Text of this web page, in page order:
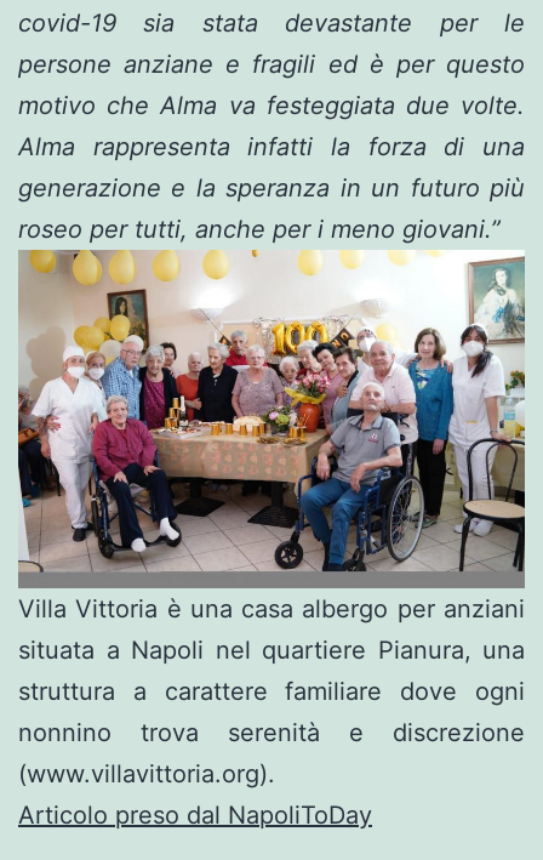
covid-19 sia stata devastante per le
persone anziane e fragili ed è per questo
motivo che Alma va festeggiata due volte.
Alma rappresenta infatti la forza di una
generazione e la speranza in un futuro più
roseo per tutti, anche per i meno giovani.”
Villa Vittoria è una casa albergo per anziani
situata a Napoli nel quartiere Pianura, una
struttura a carattere familiare dove ogni
nonnino trova serenità e discrezione
(www.villavittoria.org).
Articolo preso dal NapoliToDay